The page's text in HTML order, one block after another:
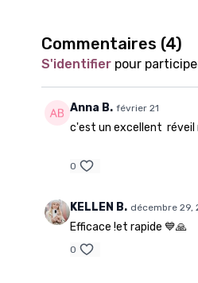
Commentaires (4)
S'identifierpour
Anna B. février 21
c'est un excellent réveil
0
KELLEN B. décembre 29,
Efficace !et rapide 💙🙏
0